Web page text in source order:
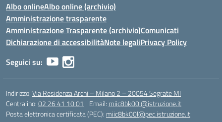
Albo onlineAlbo online (archivio)
Amministrazione trasparente
Amministrazione Trasparente (archivio)Comunicati
Dichiarazione di accessibilitàNote legaliPrivacy Policy
Seguici su:
Indirizzo:Via Residenza Archi – Milano 2 – 20054 Segrate MI
Centralino:02 26 41 10 01 Email: miic8bk00l@istruzione.it
Posta elettronica certificata (PEC): miic8bk00l@pec.istruzione.it